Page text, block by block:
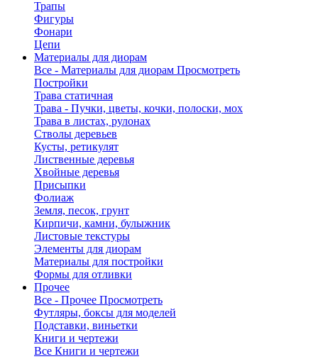
Трапы
Фигуры
Фонари
Цепи
Материалы для диорам
Все - Материалы для диорам Просмотреть
Постройки
Трава статичная
Трава - Пучки, цветы, кочки, полоски, мох
Трава в листах, рулонах
Стволы деревьев
Кусты, ретикулят
Лиственные деревья
Хвойные деревья
Присыпки
Фолиаж
Земля, песок, грунт
Кирпичи, камни, булыжник
Листовые текстуры
Элементы для диорам
Материалы для постройки
Формы для отливки
Прочее
Все - Прочее Просмотреть
Футляры, боксы для моделей
Подставки, виньетки
Книги и чертежи
Все Книги и чертежи